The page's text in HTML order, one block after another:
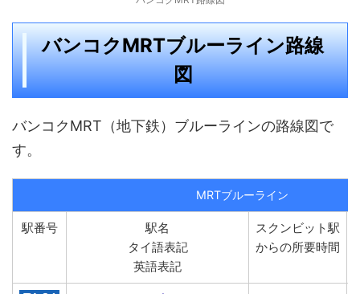
バンコクMRTブルーライン路線
図
バンコクMRT（地下鉄）ブルーラインの路線図で
す。
MRTブルーライン
駅番号
駅名
タイ語表記
英語表記
スクンビット駅
からの所要時間